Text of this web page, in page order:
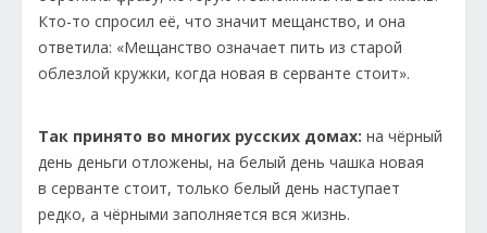
Кто-то спросил её, что значит мещанство, и она
ответила: «Мещанство означает пить из старой
облезлой кружки, когда новая в серванте стоит».
Так принято во многих русских домах: на чёрный
день деньги отложены, на белый день чашка новая
в серванте стоит, только белый день наступает
редко, а чёрными заполняется вся жизнь.